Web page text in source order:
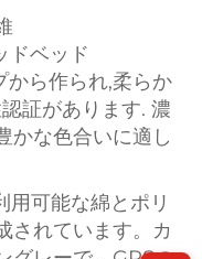
ドベッド
ら作られ,柔らか
証があります. 濃
かな色合いに適し
可能な綿とポリ
されています。カ